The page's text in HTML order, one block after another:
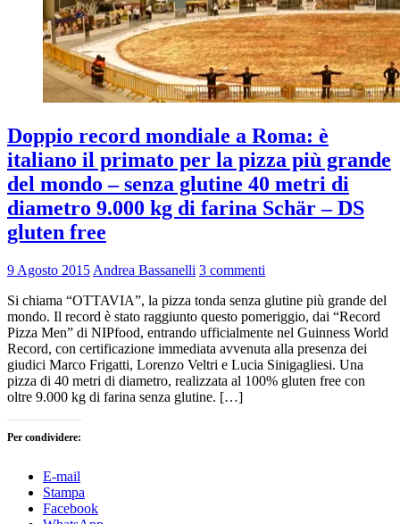
Doppio record mondiale a Roma: è
italiano il primato per la pizza più grande
del mondo – senza glutine 40 metri di
diametro 9.000 kg di farina Schär – DS
gluten free
9 Agosto 2015 Andrea Bassanelli 3 commenti
Si chiama “OTTAVIA”, la pizza tonda senza glutine più grande del
mondo. Il record è stato raggiunto questo pomeriggio, dai “Record
Pizza Men” di NIPfood, entrando ufficialmente nel Guinness World
Record, con certificazione immediata avvenuta alla presenza dei
giudici Marco Frigatti, Lorenzo Veltri e Lucia Sinigagliesi. Una
pizza di 40 metri di diametro, realizzata al 100% gluten free con
oltre 9.000 kg di farina senza glutine. […]
Per condividere:
E-mail
Stampa
Facebook